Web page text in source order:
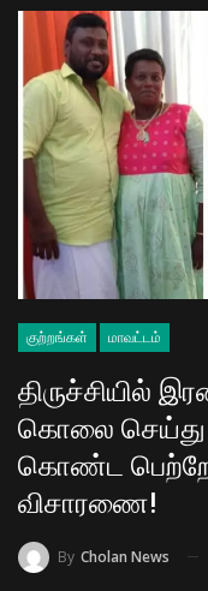
குற்றங்கள் மாவட்டம்
திருச்சியில்
கொலை செய்து
கொண்ட
விசாரணை!
By Cholan News